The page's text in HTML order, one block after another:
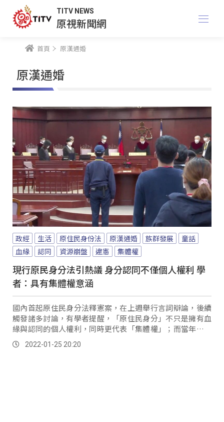
TITV NEWS
原視新聞網
首頁 原漢通婚
原漢通婚
政經 生活 原住民身份法 原漢通婚 族群發展
童話
血緣
認同 資源崩盤 違憲 集體權
現行原民身分法引熱議 身分認同不僅個人權利 學
者：具有集體權意涵
國內首起原住民身分法釋憲案，在上週舉行言詞辯論，後續
觸發諸多討論，有學者提醒，「原住民身分」不只是擁有血
緣與認同的個人權利，同時更代表「集體權」；而當年之所
以要訂定原住民身分，正是為要維持原住民族文化結構的穩
定性。2022-01-25 20:20